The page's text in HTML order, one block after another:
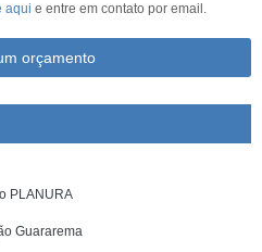
aqui e entre em contato por email.
orçamento
PLANURA
Guararema